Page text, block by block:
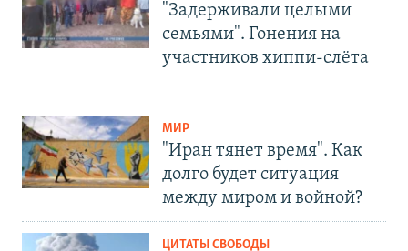
"Задерживали целыми
семьями". Гонения на
участников хиппи-слёта
МИР
"Иран тянет время". Как
долго будет ситуация
между миром и войной?
ЦИТАТЫ СВОБОДЫ